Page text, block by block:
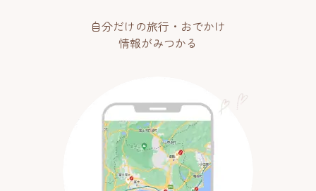
自分だけの旅行・おでかけ
情報がみつかる